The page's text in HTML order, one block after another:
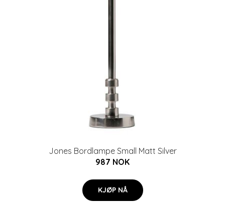
Jones Bordlampe Small Matt Silver
987 NOK
KJØP NÅ